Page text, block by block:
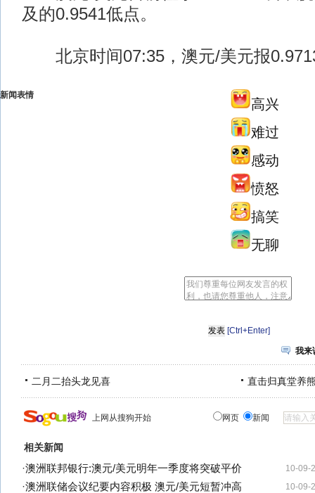
及的0.9541低点。
北京时间07:35，澳元/美元报
新闻表情
高兴
难过
感动
愤怒
搞笑
无聊
[Ctrl+Enter]
我来
二月二抬头龙见喜 直击归真堂养
上网从搜狗开始 网页 新闻
相关新闻
10-09-
·澳洲联邦银行:澳元/美元明年一季度将突破平价
10-09-
·澳洲联储会议纪要内容积极 澳元/美元短暂冲高